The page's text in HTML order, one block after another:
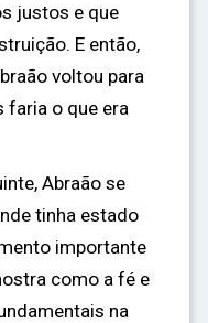
justos e que
E então,
voltou para
faria o que era
Abraão se
tinha estado
importante
como a fé e
na